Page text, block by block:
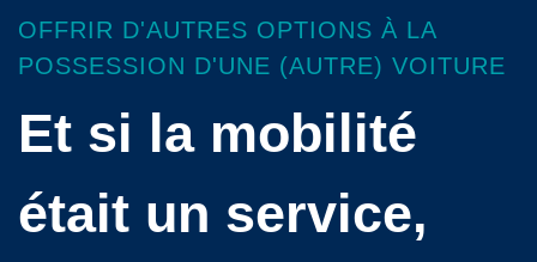
OFFRIR D'AUTRES OPTIONS À LA
POSSESSION D'UNE (AUTRE) VOITURE
Et si la mobilité
était un service,